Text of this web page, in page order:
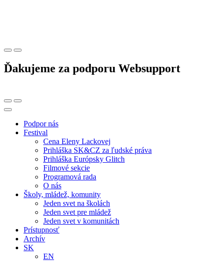
Ďakujeme za podporu Websupport
Podpor nás
Festival
Cena Eleny Lackovej
Prihláška SK&CZ za ľudské práva
Prihláška Európsky Glitch
Filmové sekcie
Programová rada
O nás
Školy, mládež, komunity
Jeden svet na školách
Jeden svet pre mládež
Jeden svet v komunitách
Prístupnosť
Archív
SK
EN